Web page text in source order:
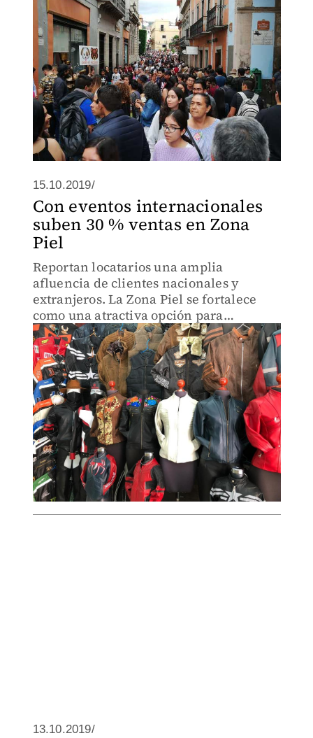
15.10.2019/
Con eventos internacionales
suben 30 % ventas en Zona
Piel
Reportan locatarios una amplia
afluencia de clientes nacionales y
extranjeros. La Zona Piel se fortalece
como una atractiva opción para
compradores que visitan León por
negocios o diversión.
13.10.2019/